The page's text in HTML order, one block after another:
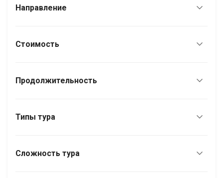
Направление
Стоимость
Продолжительность
Типы тура
Сложность тура